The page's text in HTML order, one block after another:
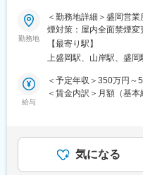
【同社の魅力】
◆医療業界に貢献：
最新のIoT技術に注力し
れていた薬剤管理を、
ない医療現場の安心安
しています。
顧客からいかにシェア
す。
【はじめに】
当ポジションは自社販
用～保守を担うシステ
からチャレンジできる事
求人となっております
迎しております！
るため、社内でのデス
どとなります。また、
ため、関係者が多いの
勤務地
＜勤務地詳細＞盛岡営
煙対策：屋内全面禁煙
トワーク含む）
【最寄り駅】
上盛岡駅、山岸駅、盛岡
給与
＜予定年収＞350万円～
＜賃金内訳＞月額（基
＞※給与詳細は、年齢・
回■賞与：年2回賃金は
て上下する可能性があ
気になる